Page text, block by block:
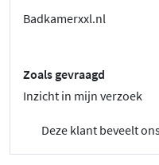
Badkamerxxl.nl
Zoals gevraagd
Inzicht in mijn verzoek
Deze klant beveelt